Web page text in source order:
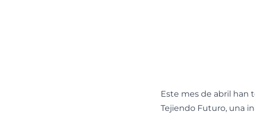
Este mes de abril han
Tejiendo Futuro, una